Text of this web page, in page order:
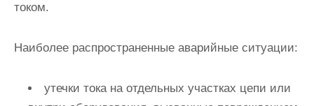
током.
Наиболее распространенные аварийные ситуации:
утечки тока на отдельных участках цепи или